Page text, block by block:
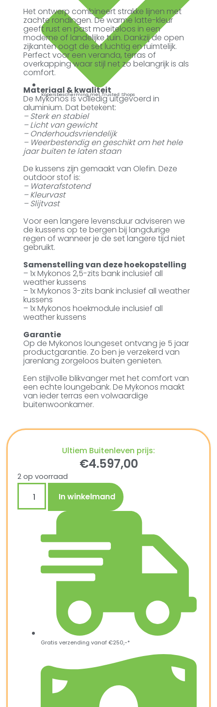
Kopersbescherming met Trusted Shops
Het ontwerp combineert strakke lijnen met
zachte rondingen. De warme latte-kleur
geeft rust en past moeiteloos in een
moderne of landelijke tuin. Dankzij de open
zijkanten oogt de set luchtig en ruimtelijk.
Perfect voor een veranda, terras of
overkapping waar stijl net zo belangrijk is als
comfort.
Materiaal & kwaliteit
De Mykonos is volledig uitgevoerd in
aluminium. Dat betekent:
– Sterk en stabiel
– Licht van gewicht
– Onderhoudsvriendelijk
– Weerbestendig en geschikt om het hele
jaar buiten te laten staan
De kussens zijn gemaakt van Olefin. Deze
outdoor stof is:
– Waterafstotend
– Kleurvast
– Slijtvast
Voor een langere levensduur adviseren we
de kussens op te bergen bij langdurige
regen of wanneer je de set langere tijd niet
gebruikt.
Samenstelling van deze hoekopstelling
– 1x Mykonos 2,5-zits bank inclusief all
weather kussens
– 1x Mykonos 3-zits bank inclusief all weather
kussens
– 1x Mykonos hoekmodule inclusief all
weather kussens
Garantie
Op de Mykonos loungeset ontvang je 5 jaar
productgarantie. Zo ben je verzekerd van
jarenlang zorgeloos buiten genieten.
Een stijlvolle blikvanger met het comfort van
een echte loungebank. De Mykonos maakt
van ieder terras een volwaardige
buitenwoonkamer.
Ultiem Buitenleven prijs:
€4.597,00
2 op voorraad
In winkelmand
Gratis verzending vanaf €250,-*